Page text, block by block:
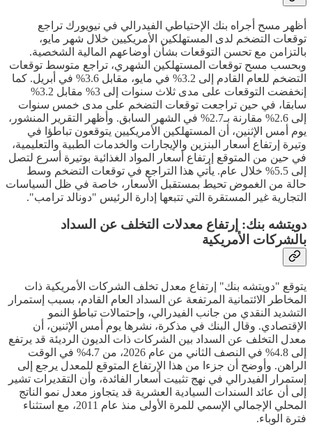
أظهر مسح أجراه بنك الإحتياطي الفيدرالي في نيويورك تراجع
توقعات التضخم لدى المستهلكين الأمريكيين خلال شهر مايو،
بالتزامن مع تحسن التوقعات بشأن أوضاعهم المالية الشخصية.
وبحسب مسح توقعات المستهلكين الشهري، تراجع متوسط توقعات
التضخم للعام القادم إلى 3.2% في مايو، مقابل 3.6% في أبريل. كما
إنخفضت التوقعات على مدى ثلاث سنوات إلى 3% مقابل 3.2%
سابقا، في حين تراجعت توقعات التضخم على مدى خمس سنوات
إلى 2.6% مقارنة بـ2.7% في الشهر السابق. وأظهر التقرير المنشور،
يوم أمس الإثنين، أن المستهلكين الأمريكيين يتوقعون تباطؤا في
وتيرة إرتفاع أسعار البنزين والإيجارات والخدمات الطبية والتعليمية،
في حين من المتوقع إرتفاع أسعار المواد الغذائية بوتيرة أسرع لتصل
إلى 5.5% خلال عام. يأتي هذا التراجع في توقعات التضخم وسط
حالة من الغموض تحيط بمستقبل الأسعار، خاصة في ظل السياسات
التجارية غير المستقرة التي تتبعها إدارة الرئيس "دونالد ترامب".
دويتشه بنك: إرتفاع معدلات التخلف عن السداد
بالشركات الأمريكية
يتوقع "دويتشه بنك" إرتفاع معدل تخلف الشركات الأمريكية ذات
المخاطر الائتمانية المرتفعة عن السداد العام القادم، بسبب إستمرار
التشديد النقدي من جانب الفيدرالي، وإحتمالات تباطؤ النمو
الإقتصادي. وقال البنك في مذكرة، نشرها يوم أمس الإثنين، أن
معدل التخلف عن السداد بين الشركات ذات الديون الرديئة قد يرتفع
إلى 4.8% في النصف الثاني من عام 2026، من 4.7% في الوقت
الراهن. وأوضح أن جزءا من هذا الإرتفاع المتوقع للمعدل يرجع إلى
إستمرار الفيدرالي في نهج تثبيت أسعار الفائدة، وأن التقديرات تشير
إلى أن عائد السندات السيادية العشرية قد يتجاوز معدل نمو الناتج
المحلي الإجمالي الإسمي للمرة الأولى منذ عام 2011، مع استثناء
فترة الوباء.